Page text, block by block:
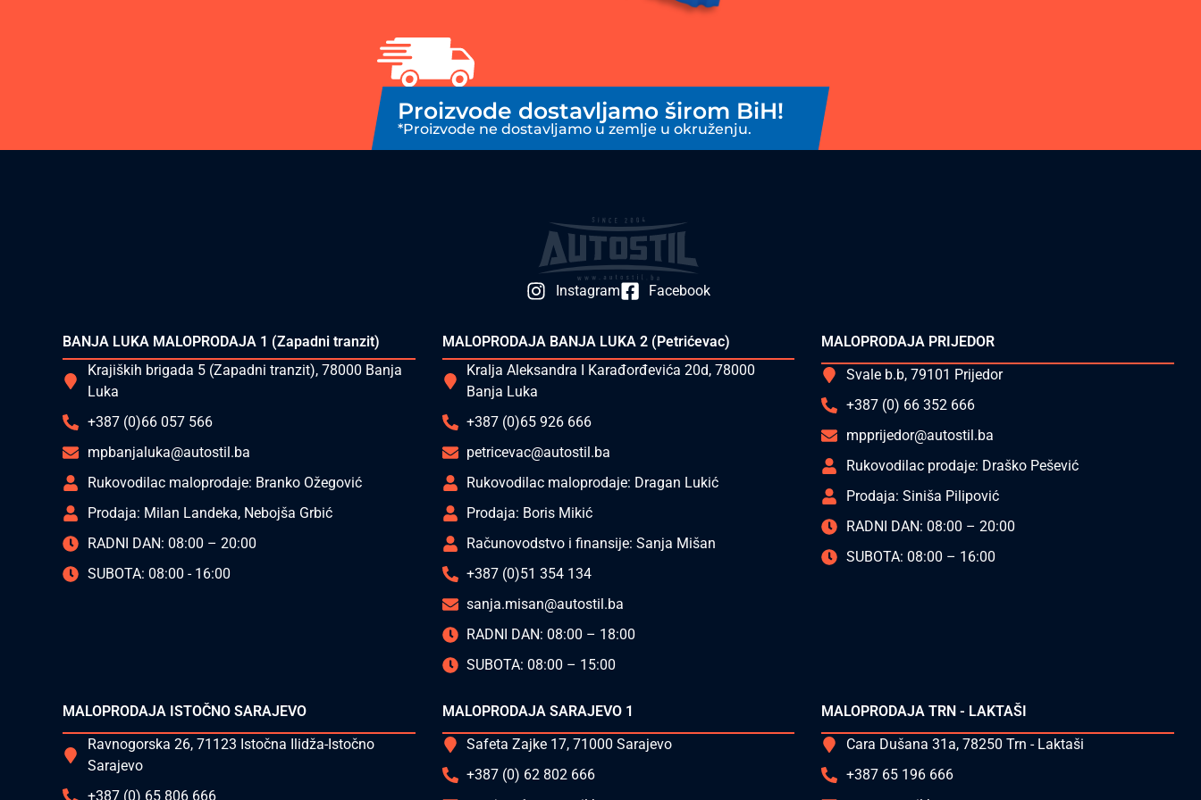
Proizvode dostavljamo širom BiH!
*Proizvode ne dostavljamo u zemlje u okruženju.
Instagram Facebook
BANJA LUKA MALOPRODAJA 1 (Zapadni tranzit)
Krajiških brigada 5 (Zapadni tranzit), 78000 Banja
Luka
+387 (0)66 057 566
mpbanjaluka@autostil.ba
Rukovodilac maloprodaje: Branko Ožegović
Prodaja: Milan Landeka, Nebojša Grbić
RADNI DAN: 08:00 – 20:00
SUBOTA: 08:00 - 16:00
MALOPRODAJA BANJA LUKA 2 (Petrićevac)
Kralja Aleksandra I Karađorđevića 20d, 78000
Banja Luka
+387 (0)65 926 666
petricevac@autostil.ba
Rukovodilac maloprodaje: Dragan Lukić
Prodaja: Boris Mikić
Računovodstvo i finansije: Sanja Mišan
+387 (0)51 354 134
sanja.misan@autostil.ba
RADNI DAN: 08:00 – 18:00
SUBOTA: 08:00 – 15:00
MALOPRODAJA PRIJEDOR
Svale b.b, 79101 Prijedor
+387 (0) 66 352 666
mpprijedor@autostil.ba
Rukovodilac prodaje: Draško Pešević
Prodaja: Siniša Pilipović
RADNI DAN: 08:00 – 20:00
SUBOTA: 08:00 – 16:00
MALOPRODAJA ISTOČNO SARAJEVO
Ravnogorska 26, 71123 Istočna Ilidža-Istočno
Sarajevo
+387 (0) 65 806 666
MALOPRODAJA SARAJEVO 1
Safeta Zajke 17, 71000 Sarajevo
+387 (0) 62 802 666
MALOPRODAJA TRN - LAKTAŠI
Cara Dušana 31a, 78250 Trn - Laktaši
+387 65 196 666